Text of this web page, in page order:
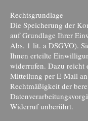
Rechtsgrundlage
Die Speicherung der
auf Grundlage Ihrer
Abs. 1 lit. a DSGVO).
Ihnen erteilte
widerrufen. Dazu reicht
Mitteilung per E-Mail
Rechtmäßigkeit der
Widerruf unberührt.